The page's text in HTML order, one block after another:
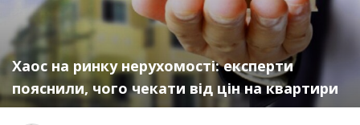
Хаос на ринку нерухомості: експерти
пояснили, чого чекати від цін на квартири